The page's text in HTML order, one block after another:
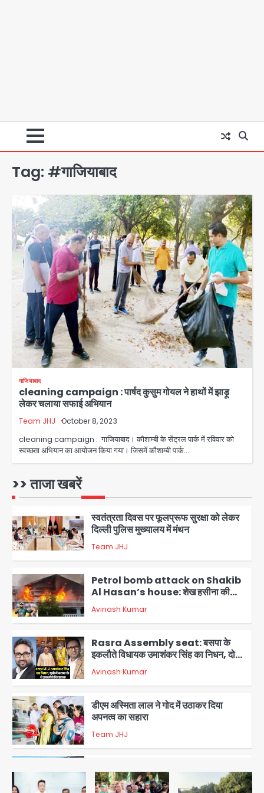
Tag: #गाजियाबाद
गाजियाबाद
cleaning campaign : पार्षद कुसुम गोयल ने हाथों में झाड़ू
लेकर चलाया सफाई अभियान
Team JHJ October 8, 2023
cleaning campaign : गाजियाबाद। कौशाम्बी के सेंट्रल पार्क में रविवार को
स्वच्छता अभियान का आयोजन किया गया। जिसमें कौशाम्बी पार्क…
>> ताजा खबरें
2
स्वतंत्रता दिवस पर फूलप्रूफ सुरक्षा को लेकर
दिल्ली पुलिस मुख्यालय में मंथन
Team JHJ
3
Petrol bomb attack on Shakib
Al Hasan’s house: शेख हसीना की
वर्चुअल प्रेस कॉन्फ्रेंस में जुड़ने पर भड़का
गुस्सा, शाकिब अल हसन के मगुरा स्थित घर पर
पेट्रोल बम से हमला
Avinash Kumar
4
Rasra Assembly seat: बसपा के
इकलौते विधायक उमाशंकर सिंह का निधन, दो
साल से कैंसर से जूझ रहे थे
Avinash Kumar
डीएम अस्मिता लाल ने गोद में उठाकर दिया
अपनत्व का सहारा
Team JHJ
1
आॅपरेशन विस्टा 1.0: वीजा शर्तों का उल्लंघन
करने वाले 11 बांग्लादेशी नागरिक सेंट्रल जिला
2
स्वतंत्रता दिवस पर फूलप्रूफ सुरक्षा को लेकर
दिल्ली पुलिस मुख्यालय में मंथन
Team JHJ
3
Petrol bomb attack on Shakib
Al Hasan’s house: शेख हसीना की
वर्चुअल प्रेस कॉन्फ्रेंस में जुड़ने पर भड़का
गुस्सा, शाकिब अल हसन के मगुरा स्थित घर पर
पेट्रोल बम से हमला
Avinash Kumar
4
Rasra Assembly seat: बसपा के
इकलौते विधायक उमाशंकर सिंह का निधन, दो
साल से कैंसर से जूझ रहे थे
Avinash Kumar
5
डीएम अस्मिता लाल ने गोद में उठाकर दिया
अपनत्व का सहारा
Team JHJ
करने वाले 11 बांग्लादेशी नागरिक सेंट्रल जिला